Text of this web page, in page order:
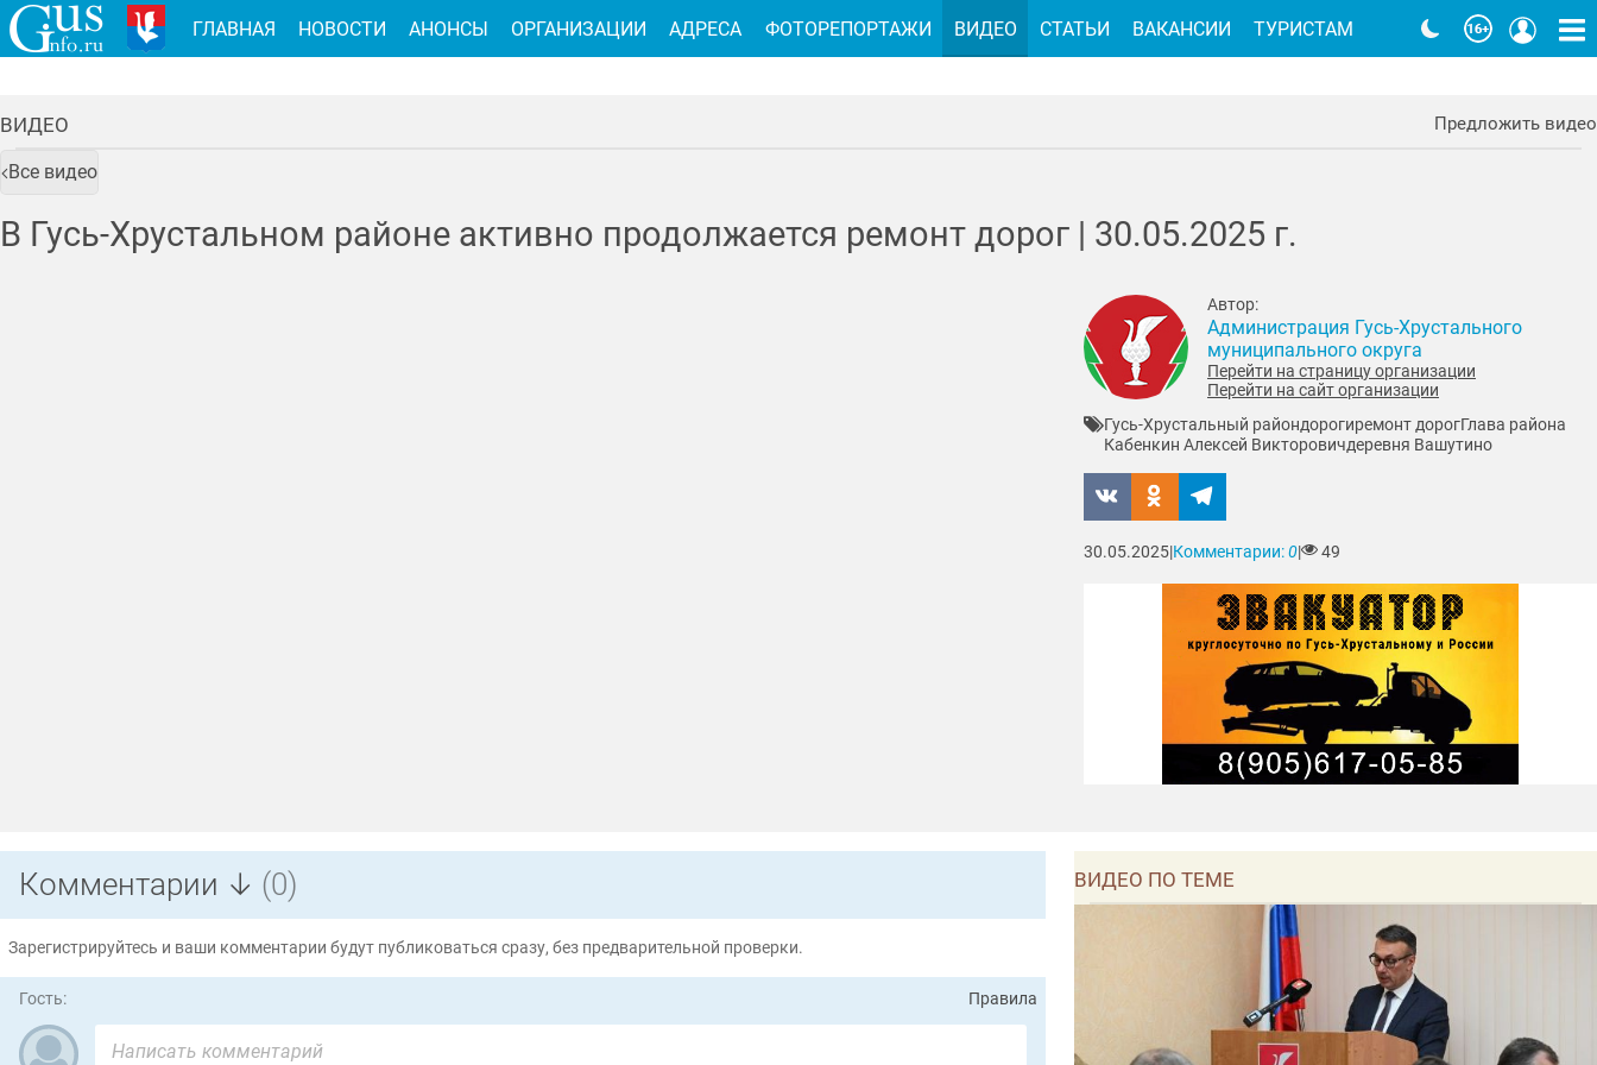
ВИДЕО Предложить видео
Все видео
В Гусь-Хрустальном районе активно продолжается ремонт дорог | 30.05.2025 г.
Автор:
Администрация Гусь-Хрустального
муниципального округа
Перейти на страницу организации
Перейти на сайт организации
Гусь-Хрустальный райондорогиремонт дорогГлава района
Кабенкин Алексей Викторовичдеревня Вашутино
30.05.2025|Комментарии:0| 49
Комментарии ↓ (0)
Зарегистрируйтесь и ваши комментарии будут публиковаться сразу, без предварительной проверки.
Гость: Правила
ВИДЕО ПО ТЕМЕ
ГЛАВНАЯ НОВОСТИ АНОНСЫ ОРГАНИЗАЦИИ АДРЕСА ФОТОРЕПОРТАЖИ ВИДЕО СТАТЬИ ВАКАНСИИ ТУРИСТАМ